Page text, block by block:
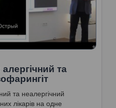
алергічний та
та неалергічний
лікарів на одне